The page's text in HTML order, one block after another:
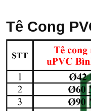
Tê Cong